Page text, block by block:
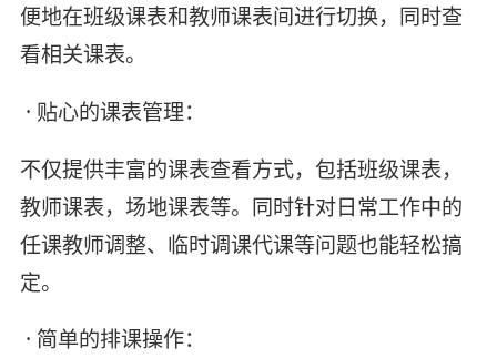
便地在班级课表和教师课表间进行切换，同时查
看相关课表。
· 贴心的课表管理：
不仅提供丰富的课表查看方式，包括班级课表，
教师课表，场地课表等。同时针对日常工作中的
任课教师调整、临时调课代课等问题也能轻松搞
定。
· 简单的排课操作：